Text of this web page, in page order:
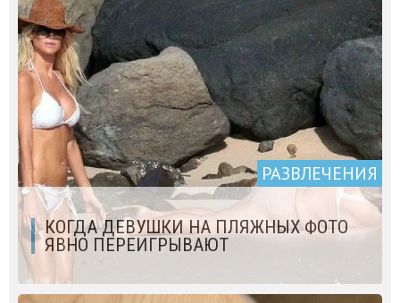
РАЗВЛЕЧЕНИЯ
КОГДА ДЕВУШКИ НА ПЛЯЖНЫХ ФОТО
ЯВНО ПЕРЕИГРЫВАЮТ